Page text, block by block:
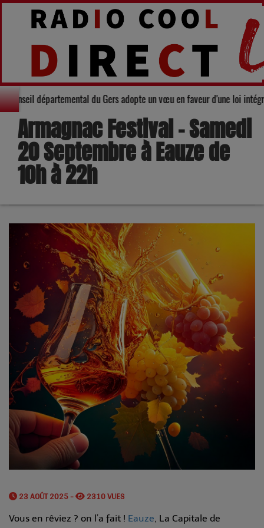
: Le Conseil départemental du Gers adopte un vœu en faveur
Armagnac Festival – Samedi
20 Septembre à Eauze de
10h à 22h
23 AOÛT 2025 - 2310 VUES
Vous en rêviez ? on l’a fait ! Eauze, La Capitale de